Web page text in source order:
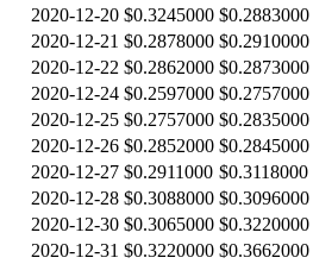
2020-12-20 $0.3245000 $0.2883000
2020-12-21 $0.2878000 $0.2910000
2020-12-22 $0.2862000 $0.2873000
2020-12-24 $0.2597000 $0.2757000
2020-12-25 $0.2757000 $0.2835000
2020-12-26 $0.2852000 $0.2845000
2020-12-27 $0.2911000 $0.3118000
2020-12-28 $0.3088000 $0.3096000
2020-12-30 $0.3065000 $0.3220000
2020-12-31 $0.3220000 $0.3662000